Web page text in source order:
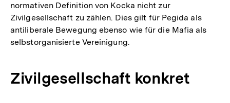
normativen Definition von Kocka nicht zur
Zivilgesellschaft zu zählen. Dies gilt für Pegida als
antiliberale Bewegung ebenso wie für die Mafia als
selbstorganisierte Vereinigung.
Zivilgesellschaft konkret